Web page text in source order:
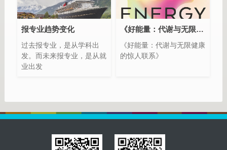
Elasticsearch 中的索引、
类型和文档的概念比较重
要，类似于 MySQL 中的数
Elasticsearch 也是 Master-
slave 架构，也实现了数据
的分片和备份。
统。
位费”
报专业趋势变化
过去报专业，是从学科出
发。而未来报专业，是从就
业出发
《好能量：代谢与无限健康的惊人联系》一
《好能量：代谢与无限健康
的惊人联系》